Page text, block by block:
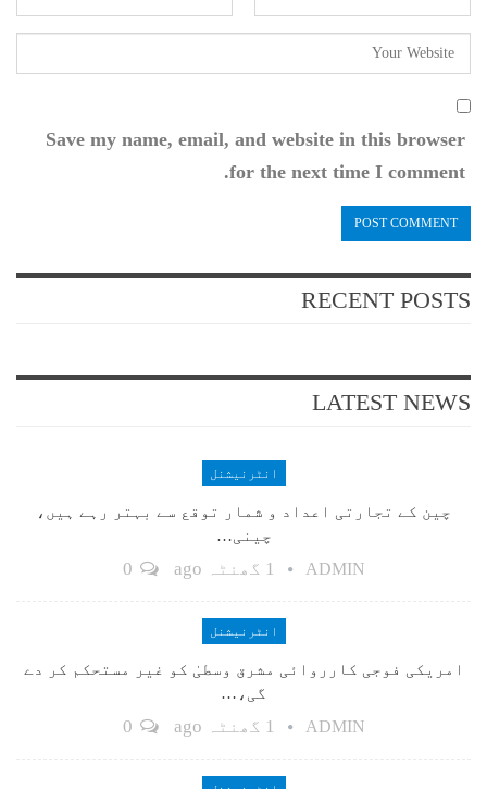
Save my name, email, and website in this browser
for the next time I comment.
RECENT POSTS
LATEST NEWS
انٹرنیشنل
چین کے تجارتی اعداد و شمار توقع سے بہتر رہے ہیں،
چینی…
ADMIN 1 گھنٹہ ago
انٹرنیشنل
امریکی فوجی کارروائی مشرق وسطیٰ کو غیر مستحکم کر دے
گی،…
ADMIN 1 گھنٹہ ago